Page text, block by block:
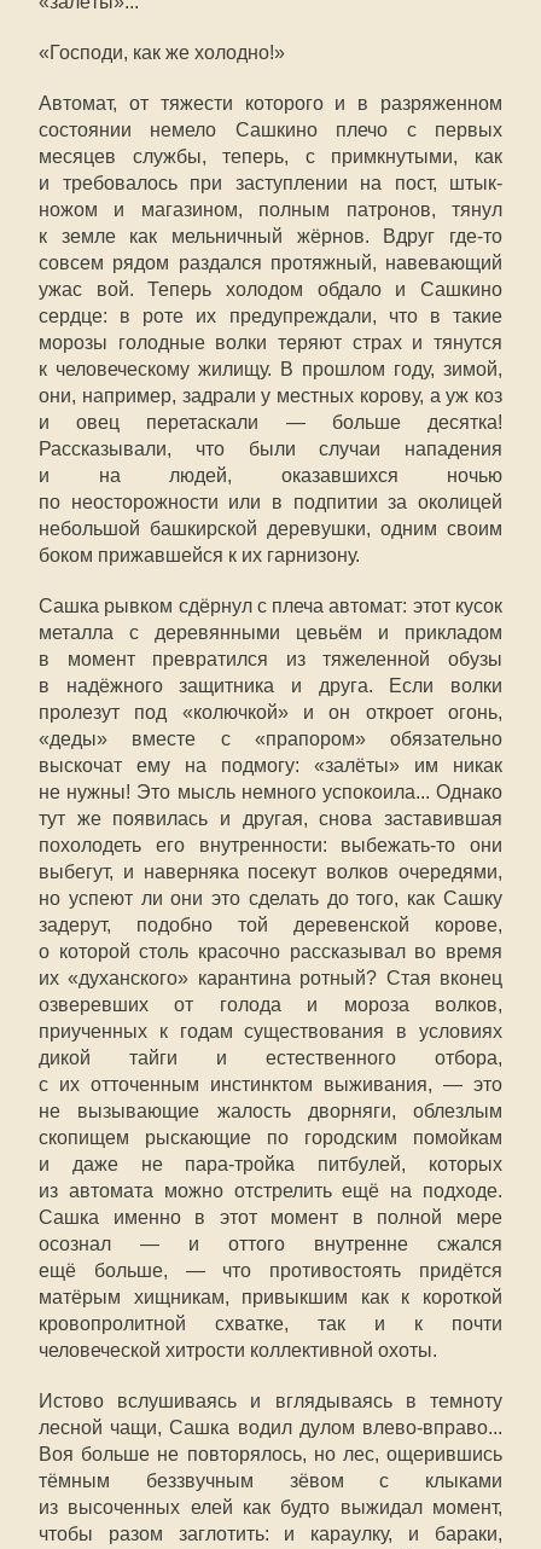
«Господи, как же холодно!»
Автомат, от тяжести которого и в разряженном
состоянии немело Сашкино плечо с первых
месяцев службы, теперь, с примкнутыми, как
и требовалось при заступлении на пост, штык-
ножом и магазином, полным патронов, тянул
к земле как мельничный жёрнов. Вдруг где-то
совсем рядом раздался протяжный, навевающий
ужас вой. Теперь холодом обдало и Сашкино
сердце: в роте их предупреждали, что в такие
морозы голодные волки теряют страх и тянутся
к человеческому жилищу. В прошлом году, зимой,
они, например, задрали у местных корову, а уж коз
и овец перетаскали — больше десятка!
Рассказывали, что были случаи нападения
и на людей, оказавшихся ночью
по неосторожности или в подпитии за околицей
небольшой башкирской деревушки, одним своим
боком прижавшейся к их гарнизону.
Сашка рывком сдёрнул с плеча автомат: этот кусок
металла с деревянными цевьём и прикладом
в момент превратился из тяжеленной обузы
в надёжного защитника и друга. Если волки
пролезут под «колючкой» и он откроет огонь,
«деды» вместе с «прапором» обязательно
выскочат ему на подмогу: «залёты» им никак
не нужны! Это мысль немного успокоила... Однако
тут же появилась и другая, снова заставившая
похолодеть его внутренности: выбежать-то они
выбегут, и наверняка посекут волков очередями,
но успеют ли они это сделать до того, как Сашку
задерут, подобно той деревенской корове,
о которой столь красочно рассказывал во время
их «духанского» карантина ротный? Стая вконец
озверевших от голода и мороза волков,
приученных к годам существования в условиях
дикой тайги и естественного отбора,
с их отточенным инстинктом выживания, — это
не вызывающие жалость дворняги, облезлым
скопищем рыскающие по городским помойкам
и даже не пара-тройка питбулей, которых
из автомата можно отстрелить ещё на подходе.
Сашка именно в этот момент в полной мере
осознал — и оттого внутренне сжался
ещё больше, — что противостоять придётся
матёрым хищникам, привыкшим как к короткой
кровопролитной схватке, так и к почти
человеческой хитрости коллективной охоты.
Истово вслушиваясь и вглядываясь в темноту
лесной чащи, Сашка водил дулом влево-вправо...
Воя больше не повторялось, но лес, ощерившись
тёмным беззвучным зёвом с клыками
из высоченных елей как будто выжидал момент,
чтобы разом заглотить: и караулку, и бараки,